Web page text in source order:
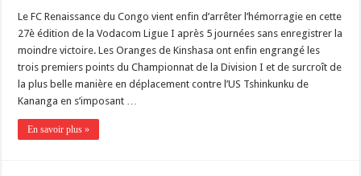
Le FC Renaissance du Congo vient enfin d’arrêter l’hémorragie en cette
27è édition de la Vodacom Ligue I après 5 journées sans enregistrer la
moindre victoire. Les Oranges de Kinshasa ont enfin engrangé les
trois premiers points du Championnat de la Division I et de surcroît de
la plus belle manière en déplacement contre l’US Tshinkunku de
Kananga en s’imposant …
En savoir plus »